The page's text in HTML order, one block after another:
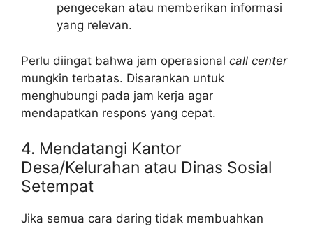
pengecekan atau memberikan informasi
yang relevan.
Perlu diingat bahwa jam operasional call center
mungkin terbatas. Disarankan untuk
menghubungi pada jam kerja agar
mendapatkan respons yang cepat.
4. Mendatangi Kantor
Desa/Kelurahan atau Dinas Sosial
Setempat
Jika semua cara daring tidak membuahkan